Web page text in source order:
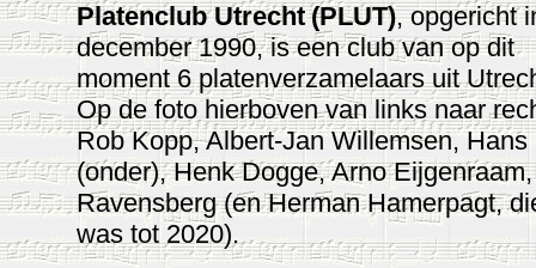
Platenclub Utrecht (PLUT), opgericht
december 1990, is een club van op dit
moment 6 platenverzamelaars uit
Op de foto hierboven van links naar
Rob Kopp, Albert-Jan Willemsen, Hans
(onder), Henk Dogge, Arno
Ravensberg (en Herman Hamerpagt,
was tot 2020).